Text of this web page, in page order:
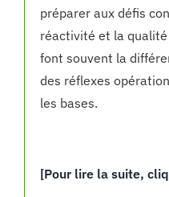
préparer aux défis
réactivité et la qualité
font souvent la
des réflexes
les bases.
[Pour lire la suite,